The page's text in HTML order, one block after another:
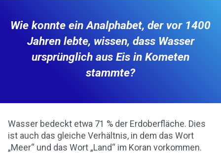
Wie konnte ein Analphabet, der vor 1400
Jahren lebte, wissen, dass Wasser
ursprünglich aus Eis in Kometen
stammte?
Wasser bedeckt etwa 71 % der Erdoberfläche. Dies
ist auch das gleiche Verhältnis, in dem das Wort
„Meer“ und das Wort „Land“ im Koran vorkommen.